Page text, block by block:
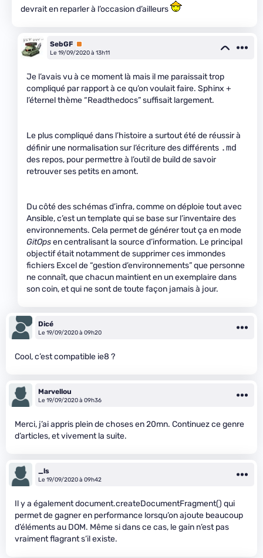
devrait en reparler à l’occasion d’ailleurs
SebGF Premium
Le 19/09/2020 à 13h11
Je l’avais vu à ce moment là mais il me paraissait trop
compliqué par rapport à ce qu’on voulait faire. Sphinx +
l’éternel thème “Readthedocs” suffisait largement.
Le plus compliqué dans l’histoire a surtout été de réussir à
définir une normalisation sur l’écriture des différents .md
des repos, pour permettre à l’outil de build de savoir
retrouver ses petits en amont.
Du côté des schémas d’infra, comme on déploie tout avec
Ansible, c’est un template qui se base sur l’inventaire des
environnements. Cela permet de générer tout ça en mode
GitOpsen centralisant la source d’information. Le principal
objectif était notamment de supprimer ces immondes
fichiers Excel de “gestion d’environnements” que personne
ne connaît, que chacun maintient en un exemplaire dans
son coin, et qui ne sont de toute façon jamais à jour.
Dicé
Le 19/09/2020 à 09h20
Cool, c’est compatible ie8 ?
Marvellou
Le 19/09/2020 à 09h36
Merci, j’ai appris plein de choses en 20mn. Continuez ce genre
d’articles, et vivement la suite.
_ls
Le 19/09/2020 à 09h42
Il y a également document.createDocumentFragment() qui
permet de gagner en performance lorsqu’on ajoute beaucoup
d’éléments au DOM. Même si dans ce cas, le gain n’est pas
vraiment flagrant s’il existe.